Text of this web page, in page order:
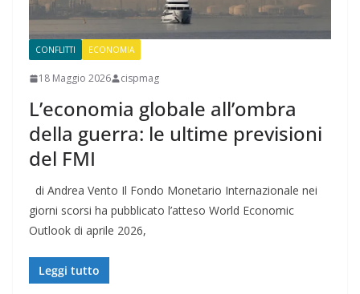
CONFLITTI ECONOMIA
18 Maggio 2026 cispmag
L’economia globale all’ombra
della guerra: le ultime previsioni
del FMI
di Andrea Vento Il Fondo Monetario Internazionale nei
giorni scorsi ha pubblicato l’atteso World Economic
Outlook di aprile 2026,
Leggi tutto